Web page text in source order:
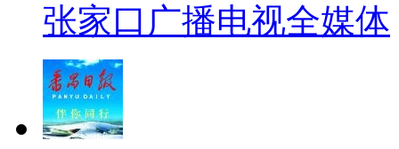
张家口广播电视全媒体